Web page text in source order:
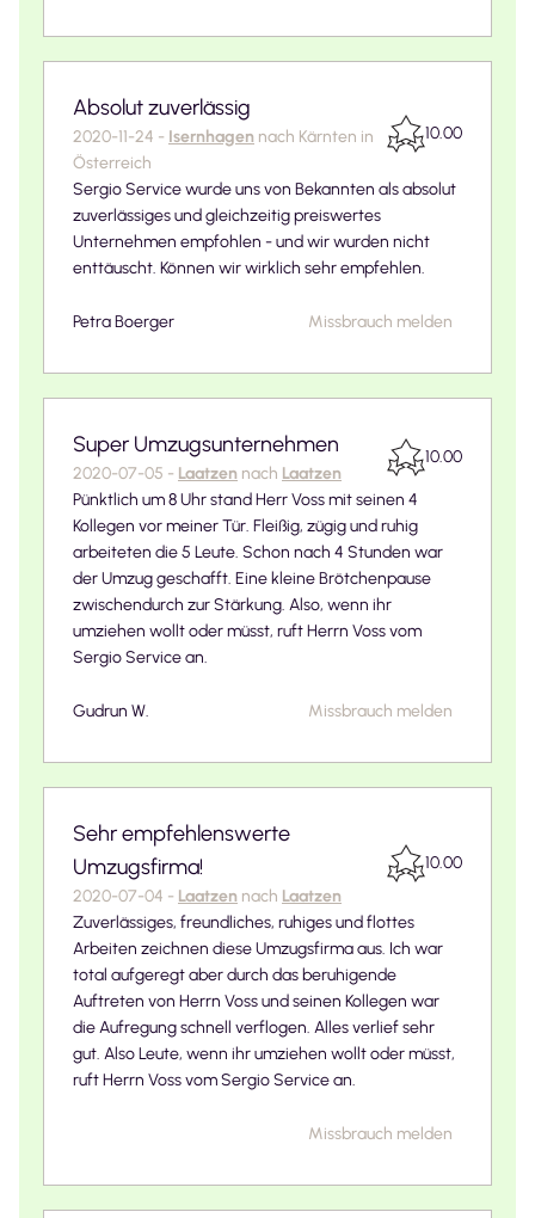
Absolut zuverlässig
2020-11-24 - Isernhagen nach Kärnten in
Österreich
10.00
Sergio Service wurde uns von Bekannten als absolut
zuverlässiges und gleichzeitig preiswertes
Unternehmen empfohlen - und wir wurden nicht
enttäuscht. Können wir wirklich sehr empfehlen.
Petra Boerger Missbrauch melden
Super Umzugsunternehmen
2020-07-05 - Laatzen nach Laatzen
10.00
Pünktlich um 8 Uhr stand Herr Voss mit seinen 4
Kollegen vor meiner Tür. Fleißig, zügig und ruhig
arbeiteten die 5 Leute. Schon nach 4 Stunden war
der Umzug geschafft. Eine kleine Brötchenpause
zwischendurch zur Stärkung. Also, wenn ihr
umziehen wollt oder müsst, ruft Herrn Voss vom
Sergio Service an.
Gudrun W. Missbrauch melden
Sehr empfehlenswerte
Umzugsfirma!
2020-07-04 - Laatzen nach Laatzen
10.00
Zuverlässiges, freundliches, ruhiges und flottes
Arbeiten zeichnen diese Umzugsfirma aus. Ich war
total aufgeregt aber durch das beruhigende
Auftreten von Herrn Voss und seinen Kollegen war
die Aufregung schnell verflogen. Alles verlief sehr
gut. Also Leute, wenn ihr umziehen wollt oder müsst,
ruft Herrn Voss vom Sergio Service an.
Missbrauch melden